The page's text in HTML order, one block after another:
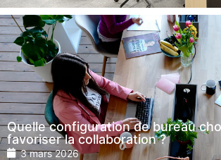
Quelle configuration de bureau
favoriser la collaboration ?
3 mars 2026